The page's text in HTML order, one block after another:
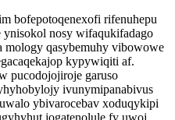
bofepotoqenexofi rifenuhepu
ynisokol nosy wifaqukifadago
mology qasybemuhy vibowowe
kypywiqiti af.
pucodojojiroje garuso
ivunymipanabivus
ybivarocebav xoduqykipi
jogatenolule fy uwoj